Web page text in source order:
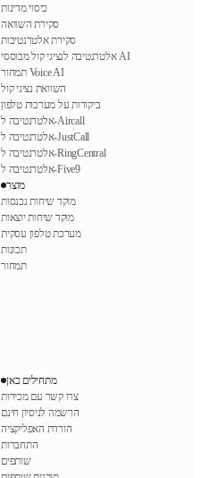
כיסוי מדינות
סקירת השוואה
סקירת אלטרנטיבות
אלטרנטיבה לנציגי קול מבוססי AI
תמחור Voice AI
השוואת נציגי קול
ביקורות על מערכות טלפון
אלטרנטיבה ל-Aircall
אלטרנטיבה ל-JustCall
אלטרנטיבה ל-RingCentral
אלטרנטיבה ל-Five9
מוצר
מוקד שיחות נכנסות
מוקד שיחות יוצאות
מערכת טלפון עסקית
תכונות
תמחור
מתחילים כאן
צרו קשר עם מכירות
הרשמה לניסיון חינם
הורדת האפליקציה
התחברות
שותפים